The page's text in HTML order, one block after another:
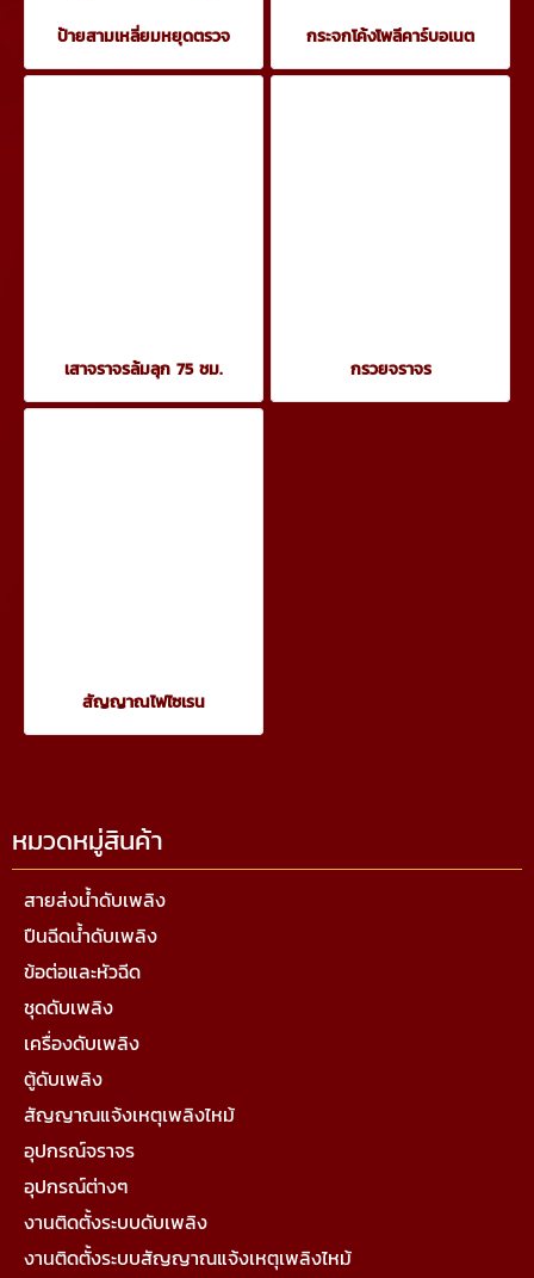
ป้ายสามเหลี่ยมหยุดตรวจ กระจกโค้งโพลีคาร์บอเนต
เสาจราจรล้มลุก 75 ชม. กรวยจราจร
สัญญาณไฟไซเรน
หมวดหมู่สินค้า
สายส่งน้ำดับเพลิง
ปืนฉีดน้ำดับเพลิง
ข้อต่อและหัวฉีด
ชุดดับเพลิง
เครื่องดับเพลิง
ตู้ดับเพลิง
สัญญาณแจ้งเหตุเพลิงไหม้
อุปกรณ์จราจร
อุปกรณ์ต่างๆ
งานติดตั้งระบบดับเพลิง
งานติดตั้งระบบสัญญาณแจ้งเหตุเพลิงไหม้